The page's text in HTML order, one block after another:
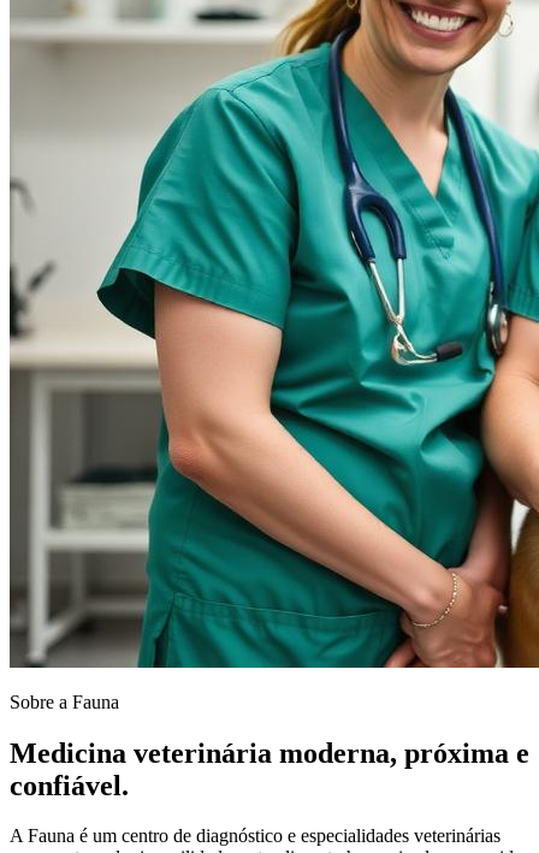
Sobre a Fauna
Medicina veterinária moderna, próxima e
confiável.
A Fauna é um centro de diagnóstico e especialidades veterinárias